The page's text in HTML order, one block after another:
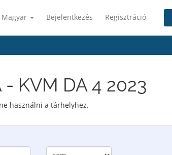
Magyar Bejelentkezés Regisztráció
KVM DA 4 2023
használni a tárhelyhez.